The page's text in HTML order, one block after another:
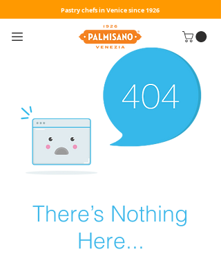
Pastry chefs in Venice since 1926
There’s Nothing
Here...